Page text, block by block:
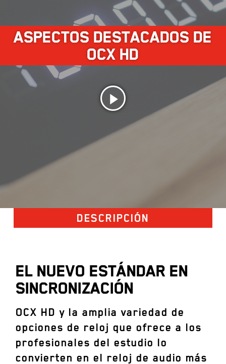
ASPECTOS DESTACADOS DE
OCX HD
Play
Video
DESCRIPCIÓN
EL NUEVO ESTÁNDAR EN
SINCRONIZACIÓN
OCX HD y la amplia variedad de
opciones de reloj que ofrece a los
profesionales del estudio lo
convierten en el reloj de audio más